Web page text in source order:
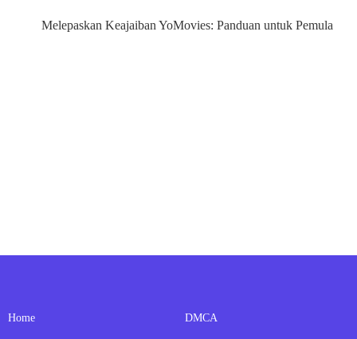
Melepaskan Keajaiban YoMovies: Panduan untuk Pemula
Home DMCA